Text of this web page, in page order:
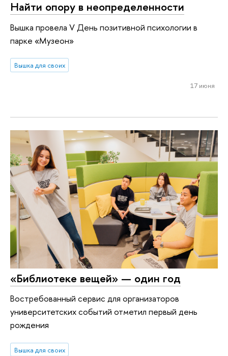
Найти опору в неопределенности
Вышка провела V День позитивной психологии в
парке «Музеон»
Вышка для своих
17 июня
«Библиотеке вещей» — один год
Востребованный сервис для организаторов
университетских событий отметил первый день
рождения
Вышка для своих